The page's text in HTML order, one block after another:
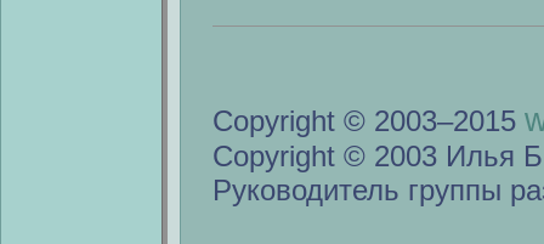
Copyright © 2003–2015
Copyright © 2003 Илья
Руководитель группы